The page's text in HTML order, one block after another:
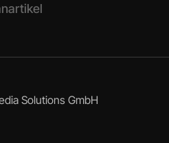
Solutions GmbH